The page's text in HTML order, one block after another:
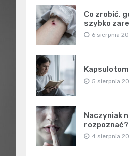
Co zrobić,
szybko
6 sierpnia
5 sierpnia
Naczyniak
rozpoznać?
4 sierpnia